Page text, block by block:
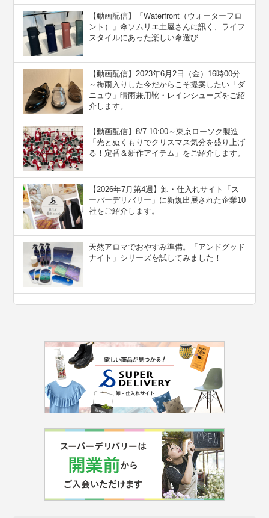
【動画配信】「Waterfront（ウォーターフロ
ント）」傘ソムリエ土屋さんに訊く、ライフ
スタイルにあった楽しい傘選び
【動画配信】2023年6月2日（金）16時00分
～梅雨入りした今だからこそ提案したい「ダ
ニュウ」晴雨兼用靴・レインシューズをご紹
介します。
【動画配信】8/7 10:00～東京ローソク製造
「光とぬくもりでクリスマス気分を盛り上げ
る！定番＆新作アイテム」をご紹介します。
【2026年7月第4週】卸・仕入れサイト「ス
ーパーデリバリー」に新規出展された企業10
社をご紹介します。
天然アロマでおやすみ準備。「アンドグッド
ナイト」シリーズを試してみました！